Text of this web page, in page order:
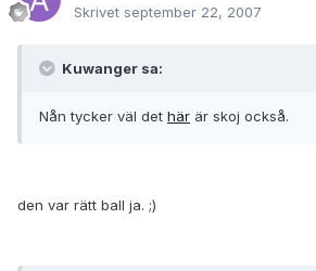
Skrivet september 22, 2007
Kuwanger sa:
Nån tycker väl det här är skoj också.
den var rätt ball ja. ;)